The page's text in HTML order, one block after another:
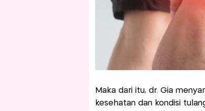
Maka dari itu, dr. Gia
kesehatan dan kondisi